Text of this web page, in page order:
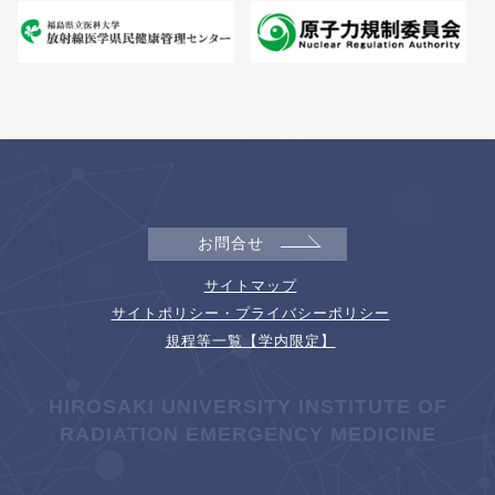
お問合せ
サイトマップ
サイトポリシー・プライバシーポリシー
規程等一覧【学内限定】
HIROSAKI UNIVERSITY INSTITUTE OF
RADIATION EMERGENCY MEDICINE